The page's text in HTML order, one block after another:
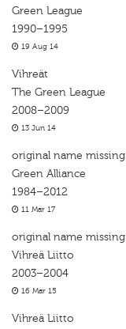
Green League
1990–1995
19 Aug 14
Vihreät
The Green League
2008–2009
13 Jun 14
original name missing
Green Alliance
1984–2012
11 Mar 17
original name missing
Vihreä Liitto
2003–2004
16 Mar 15
Vihreä Liitto